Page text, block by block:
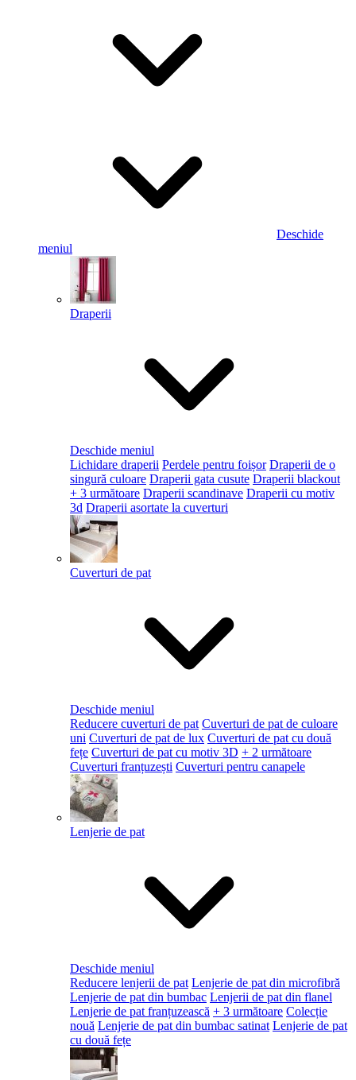
Deschide
meniul
Draperii
Deschide meniul
Lichidare draperii Perdele pentru foișor Draperii de o
singură culoare Draperii gata cusute Draperii blackout
+ 3 următoare Draperii scandinave Draperii cu motiv
3d Draperii asortate la cuverturi
Cuverturi de pat
Deschide meniul
Reducere cuverturi de pat Cuverturi de pat de culoare
uni Cuverturi de pat de lux Cuverturi de pat cu două
fețe Cuverturi de pat cu motiv 3D + 2 următoare
Cuverturi franțuzești Cuverturi pentru canapele
Lenjerie de pat
Deschide meniul
Reducere lenjerii de pat Lenjerie de pat din microfibră
Lenjerie de pat din bumbac Lenjerii de pat din flanel
Lenjerie de pat franțuzească + 3 următoare Colecție
nouă Lenjerie de pat din bumbac satinat Lenjerie de pat
cu două fețe